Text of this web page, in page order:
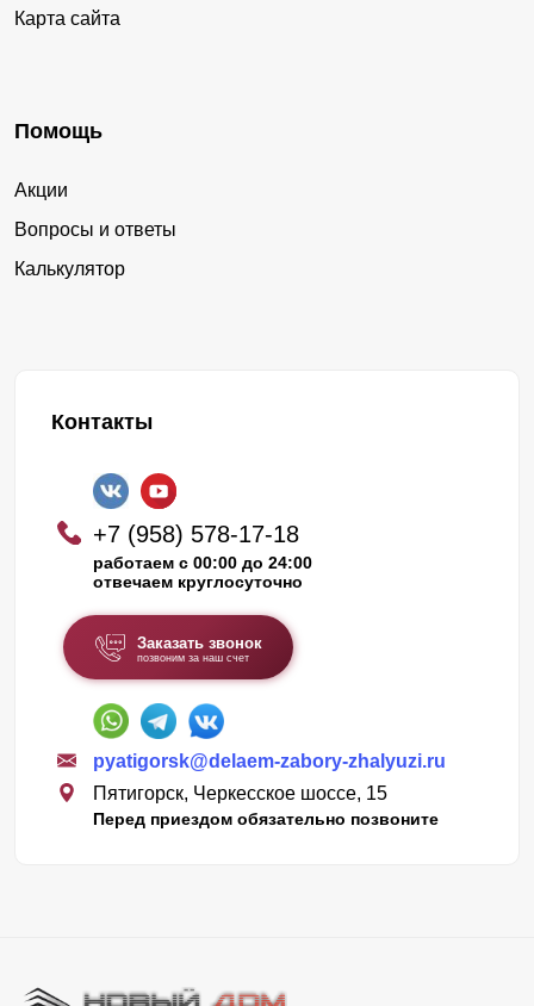
Карта сайта
Помощь
Акции
Вопросы и ответы
Калькулятор
Контакты
+7 (958) 578-17-18
работаем с 00:00 до 24:00
отвечаем круглосуточно
Заказать звонок
позвоним за наш счет
pyatigorsk@delaem-zabory-zhalyuzi.ru
Пятигорск, Черкесское шоссе, 15
Перед приездом обязательно позвоните